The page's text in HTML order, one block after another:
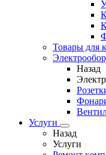
Товары для
Назад
Услуги
Назад
Услуги